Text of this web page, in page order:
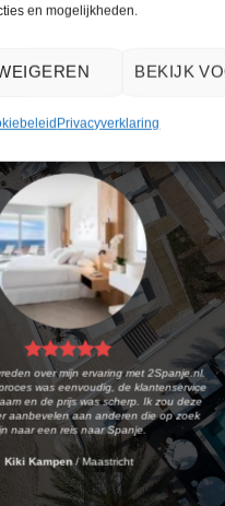
en mogelijkheden.
BEKIJK
Privacyverklaring
OVER ONS
over mijn ervaring met 2Spanje.nl.
was eenvoudig, de klantenservice
en de prijs was scherp. Ik zou deze
aanbevelen aan anderen die op zoek
naar een reis naar Spanje.
Kiki Kampen /Maastricht